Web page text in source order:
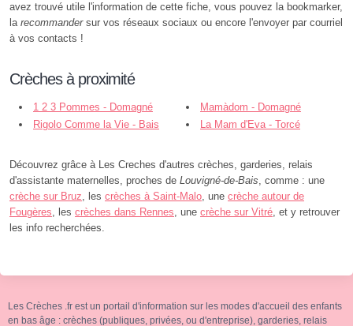
avez trouvé utile l'information de cette fiche, vous pouvez la bookmarker,
la recommandersur vos réseaux sociaux ou encore l'envoyer par courriel
à vos contacts !
Crèches à proximité
1 2 3 Pommes - Domagné
Mamàdom - Domagné
Rigolo Comme la Vie - Bais
La Mam d'Eva - Torcé
Découvrez grâce à Les Creches d'autres crèches, garderies, relais
d'assistante maternelles, proches de Louvigné-de-Bais, comme : une
crèche sur Bruz, les crèches à Saint-Malo, une crèche autour de
Fougères, les crèches dans Rennes, une crèche sur Vitré, et y retrouver
les info recherchées.
Les Crèches .fr est un portail d'information sur les modes d'accueil des enfants
en bas âge : crèches (publiques, privées, ou d'entreprise), garderies, relais